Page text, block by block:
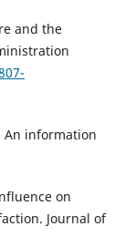
and the
An information
on
Journal of